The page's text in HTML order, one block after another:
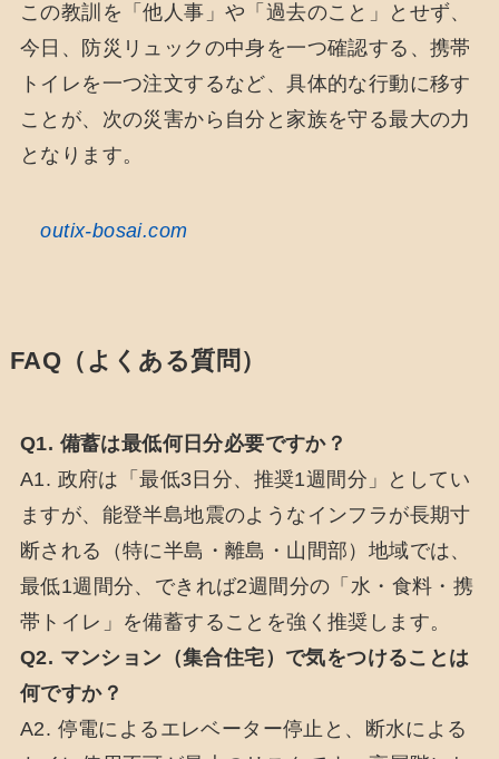
この教訓を「他人事」や「過去のこと」とせず、
今日、防災リュックの中身を一つ確認する、携帯
トイレを一つ注文するなど、具体的な行動に移す
ことが、次の災害から自分と家族を守る最大の力
となります。
outix-bosai.com
FAQ（よくある質問）
Q1. 備蓄は最低何日分必要ですか？
A1. 政府は「最低3日分、推奨1週間分」としてい
ますが、能登半島地震のようなインフラが長期寸
断される（特に半島・離島・山間部）地域では、
最低1週間分、できれば2週間分の「水・食料・携
帯トイレ」を備蓄することを強く推奨します。
Q2. マンション（集合住宅）で気をつけることは
何ですか？
A2. 停電によるエレベーター停止と、断水による